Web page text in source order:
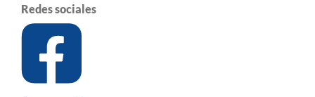
Redes sociales